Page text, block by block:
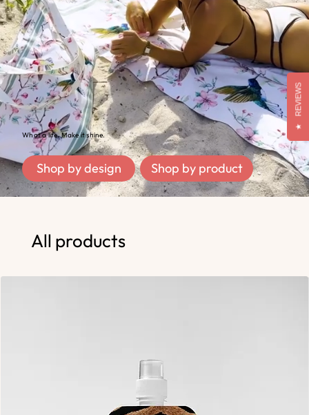
What a life. Make it shine.
Shop by design Shop by product
All products
★
REVIEWS